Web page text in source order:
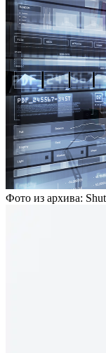
Фото из архива: